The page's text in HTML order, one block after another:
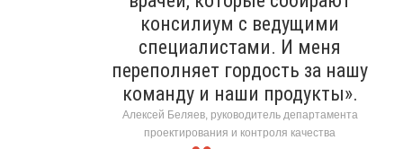
консилиум с ведущими
специалистами. И меня
переполняет гордость за нашу
команду и наши продукты».
Алексей Беляев, руководитель департамента
проектирования и контроля качества